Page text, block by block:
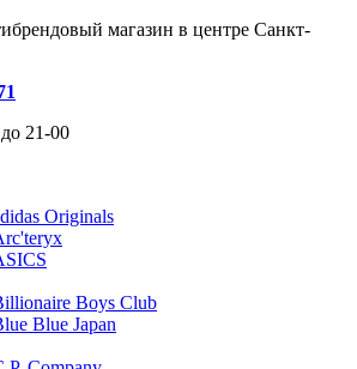
магазин в центре Санкт-
21-00
Originals
Boys Club
Blue Japan